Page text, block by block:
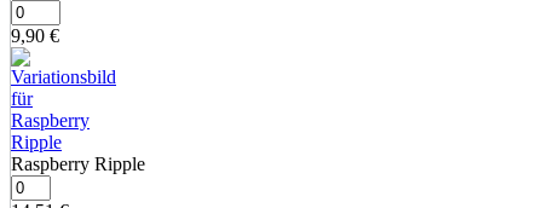
9,90 €
Raspberry Ripple